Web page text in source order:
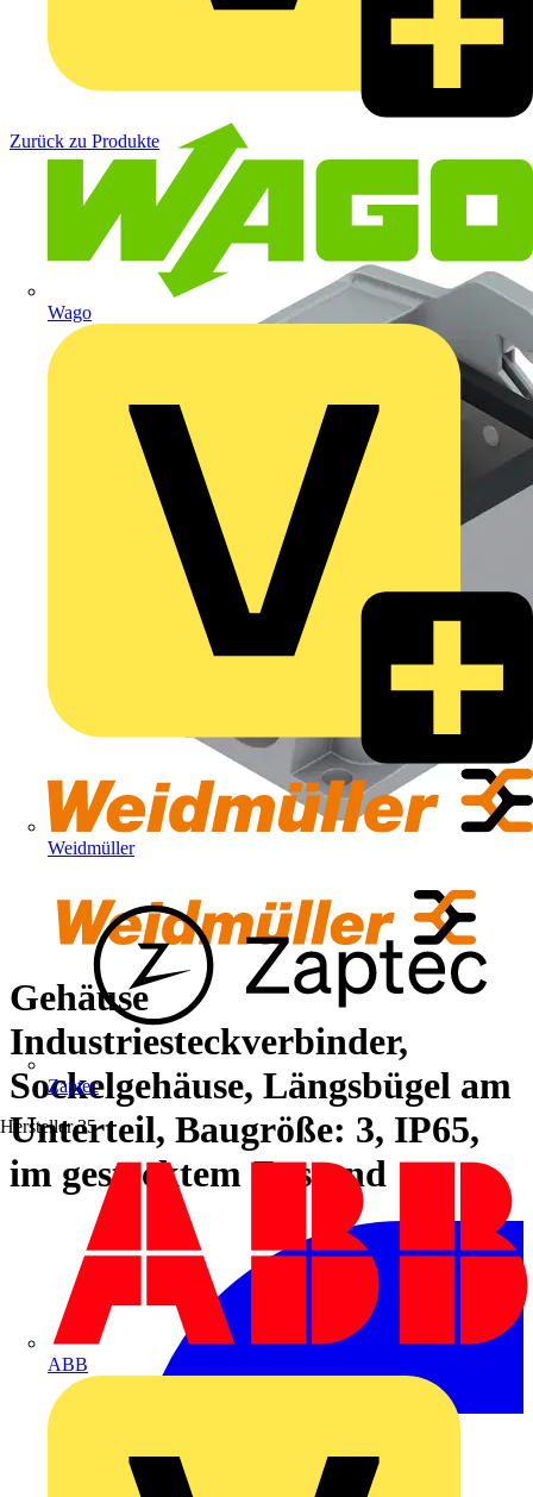
Wago
Weidmüller
Zaptec
Hersteller 35
ABB
Zurück zu Produkte
Gehäuse
Industriesteckverbinder,
Sockelgehäuse, Längsbügel am
Unterteil, Baugröße: 3, IP65,
im gestecktem Zustand